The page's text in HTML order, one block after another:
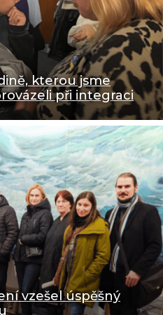
kterou jsme
při integraci
vzešel úspěšný